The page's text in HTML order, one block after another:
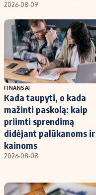
2026-08-09
FINANSAI
Kada taupyti, o kada
mažinti paskolą: kaip
priimti sprendimą
didėjant palūkanoms ir
kainoms
2026-08-08